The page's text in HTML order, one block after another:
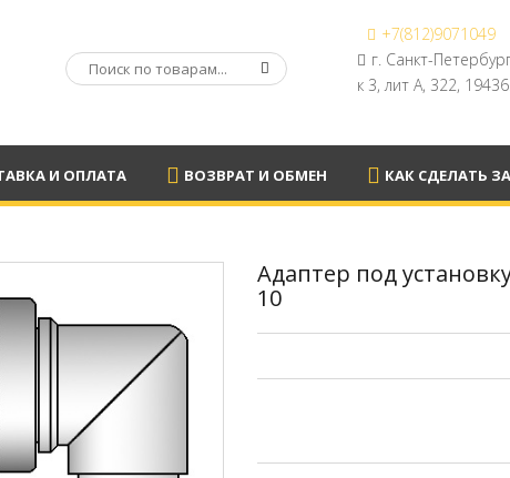
+7(812)9071049
г. Санкт-
к 3, лит А, 322,
И ОПЛАТА ВОЗВРАТ И ОБМЕН КАК СДЕЛАТЬ
Адаптер под
10